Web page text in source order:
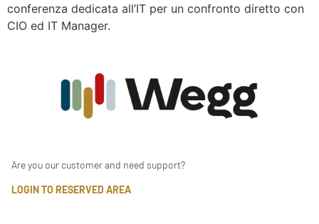
conferenza dedicata all’IT per un confronto diretto con
CIO ed IT Manager.
Are you our customer and need support?
LOGIN TO RESERVED AREA